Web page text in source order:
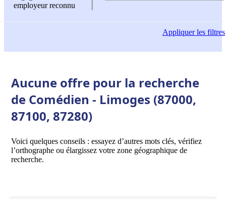
employeur reconnu
Appliquerles filtres
Aucune offre pour la recherche
de Comédien - Limoges (87000,
87100, 87280)
Voici quelques conseils : essayez d’autres mots clés, vérifiez
l’orthographe ou élargissez votre zone géographique de
recherche.